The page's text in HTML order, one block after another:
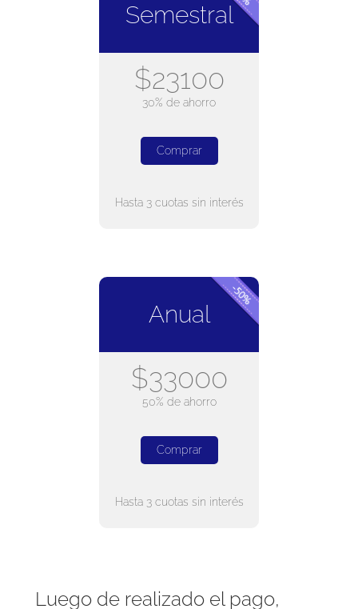
Semestral
$23100
30% de ahorro
Comprar
Hasta 3 cuotas sin interés
Anual
$33000
50% de ahorro
Comprar
Hasta 3 cuotas sin interés
Luego de realizado el pago,